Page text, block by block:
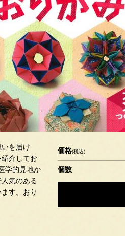
を届け
介してお
学的見地か
気のある
す。おり
価格(税込)
個数